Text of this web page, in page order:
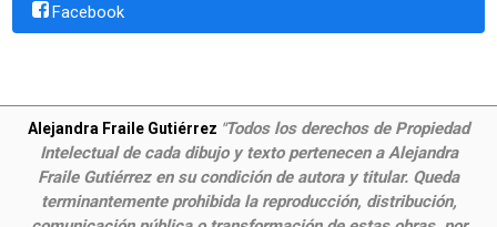
Facebook
Alejandra Fraile Gutiérrez "Todos los derechos de Propiedad
Intelectual de cada dibujo y texto pertenecen a Alejandra
Fraile Gutiérrez en su condición de autora y titular. Queda
terminantemente prohibida la reproducción, distribución,